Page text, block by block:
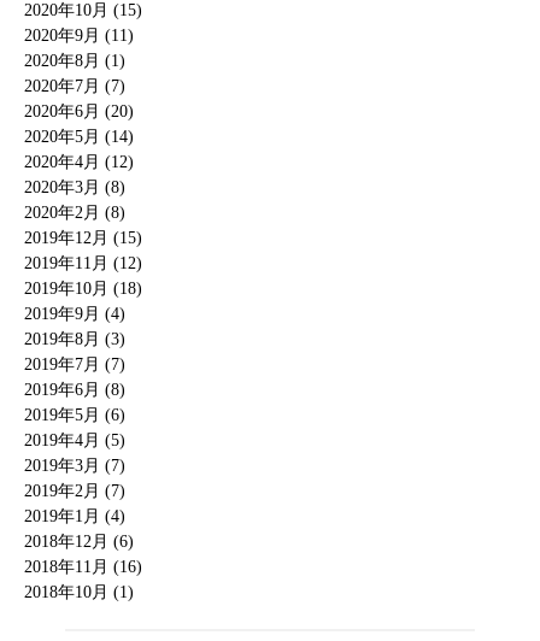
2020年10月 (15)
2020年9月 (11)
2020年8月 (1)
2020年7月 (7)
2020年6月 (20)
2020年5月 (14)
2020年4月 (12)
2020年3月 (8)
2020年2月 (8)
2019年12月 (15)
2019年11月 (12)
2019年10月 (18)
2019年9月 (4)
2019年8月 (3)
2019年7月 (7)
2019年6月 (8)
2019年5月 (6)
2019年4月 (5)
2019年3月 (7)
2019年2月 (7)
2019年1月 (4)
2018年12月 (6)
2018年11月 (16)
2018年10月 (1)